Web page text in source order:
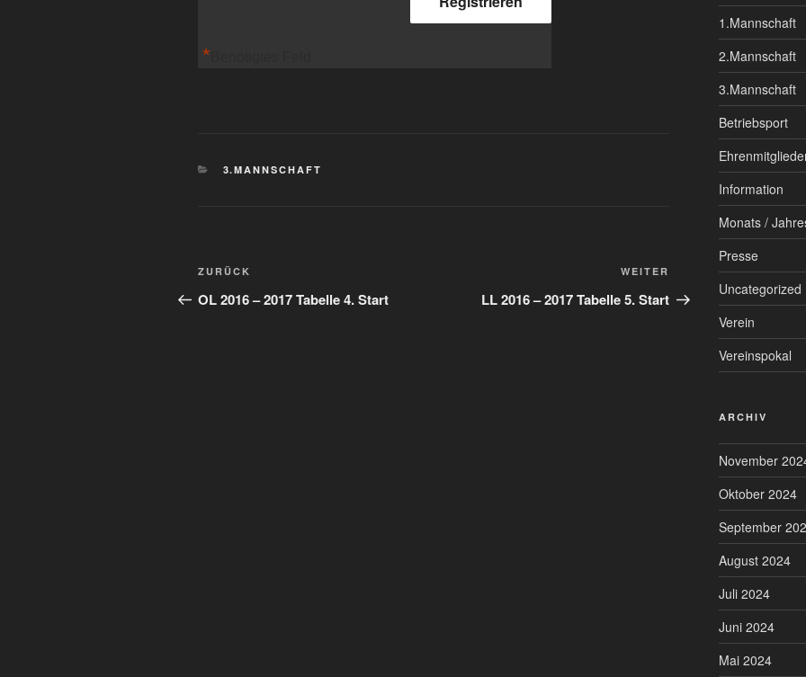
*
KATEGORIEN
3.MANNSCHAFT
Beitragsnavigation
Vorheriger
Beitrag
ZURÜCK
OL 2016 – 2017 Tabelle 4. Start
Nächster
Beitrag
WEITER
LL 2016 – 2017 Tabelle 5. Start
1.Mannschaft
2.Mannschaft
3.Mannschaft
Betriebsport
Information
Monats /
Presse
Uncategorized
Verein
Vereinspokal
ARCHIV
November
Oktober 2024
September
August 2024
Juli 2024
Juni 2024
Mai 2024